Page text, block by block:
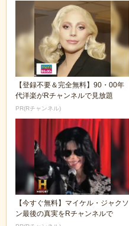
【登録不要＆完全無料】90・00年
代洋楽がRチャンネルで見放題
PR(Rチャンネル)
【今すぐ無料】マイケル・ジャクソ
ン最後の真実をRチャンネルで